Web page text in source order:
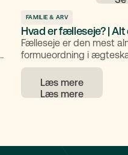
FAMILIE & ARV
Hvad er fælleseje? | Alt
Fælleseje er den mest
formueordning i
mange er usikre på,
indebærer – og hvordan
fra særeje. I denne
Læs mere